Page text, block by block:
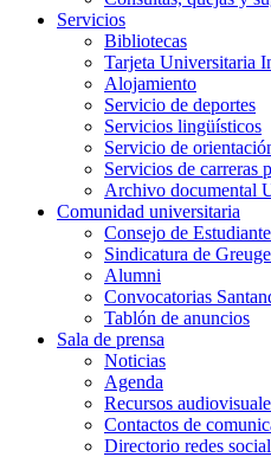
Servicios
Bibliotecas
Tarjeta Universitaria
Alojamiento
Servicio de deportes
Servicios lingüísticos
Servicio de
Servicios de carreras
Archivo documental
Comunidad universitaria
Consejo de
Sindicatura de
Alumni
Convocatorias
Tablón de anuncios
Sala de prensa
Noticias
Agenda
Recursos
Contactos de
Directorio redes